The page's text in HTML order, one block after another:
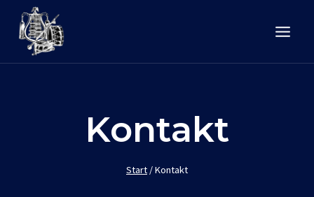
Inhalt
springen
Kontakt
Start /Kontakt